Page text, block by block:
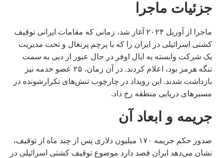
جزئیات ماجرا
ماجرا از آوریل ۲۰۲۴ آغاز شد، زمانی که مقامات ایرانی توقیف
کشتی اسرائیلی در ایران را که با پرچم پرتغال و تحت مدیریت
یک شرکت وابسته به ایال اوفر در حال عبور از دبی به سمت
تنگه هرمز بود، اعلام کردند. در آن زمان، ۲۵ عضو خدمه نیز
بازداشت شدند. این رویداد در چارچوب تنش‌های تکرارشونده در
مسیرهای دریایی منطقه رخ داد.
جریمه و ابعاد آن
صدور حکم جریمه ۱۷۰ میلیون دلاری پس از چند ماه از توقیف،
نشان می‌دهد ایران قصد دارد موضوع توقیف کشتی اسرائیلی در